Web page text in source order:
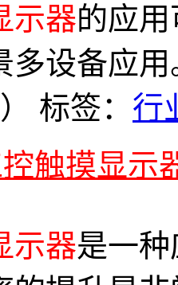
示器的应
多设备应用
标签： 行
触摸显示
示器是一